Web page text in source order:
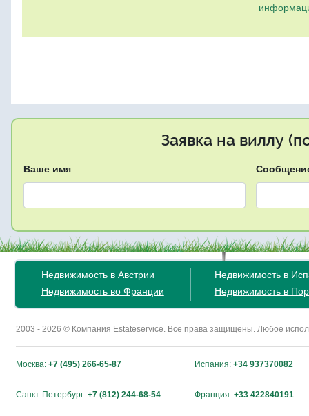
Заявка на виллу
Ваше имя
Недвижимость в Австрии
Недвижимость во Франции
Недвижимость в
Недвижимость в
2003 - 2026 © Компания Estateservice. Все права защищены. Любое
Москва: +7 (495) 266-65-87 Испания: +34 937370082
Санкт-Петербург: +7 (812) 244-68-54 Франция: +33 422840191